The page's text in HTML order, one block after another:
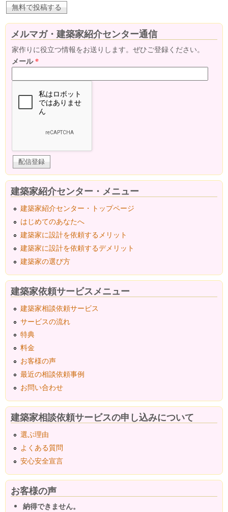
メルマガ・建築家紹介センター通信
家作りに役立つ情報をお送りします。ぜひご登録ください。
メール*
建築家紹介センター・メニュー
建築家紹介センター・トップページ
はじめてのあなたへ
建築家に設計を依頼するメリット
建築家に設計を依頼するデメリット
建築家の選び方
建築家依頼サービスメニュー
建築家相談依頼サービス
サービスの流れ
特典
料金
お客様の声
最近の相談依頼事例
お問い合わせ
建築家相談依頼サービスの申し込みについて
選ぶ理由
よくある質問
安心安全宣言
お客様の声
納得できません。